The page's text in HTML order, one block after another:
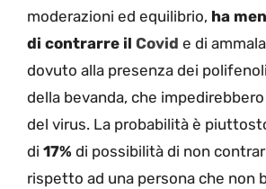
moderazioni ed equilibrio, ha
di contrarre il Covid e di
dovuto alla presenza dei
della bevanda, che
del virus. La probabilità è
di 17% di possibilità di non
rispetto ad una persona che non